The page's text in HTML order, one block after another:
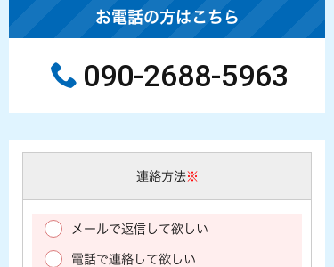
お電話の方はこちら
090-2688-5963
連絡方法※
メールで返信して欲しい
電話で連絡して欲しい